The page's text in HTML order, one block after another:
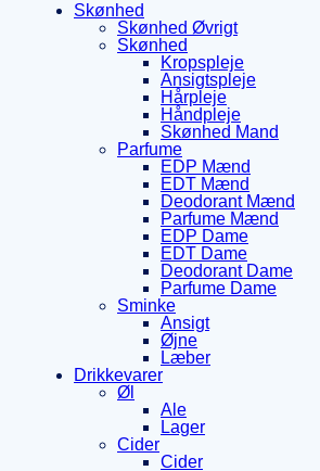
Skønhed
Skønhed Øvrigt
Skønhed
Kropspleje
Ansigtspleje
Hårpleje
Håndpleje
Skønhed Mand
Parfume
EDP Mænd
EDT Mænd
Deodorant Mænd
Parfume Mænd
EDP Dame
EDT Dame
Deodorant Dame
Parfume Dame
Sminke
Ansigt
Øjne
Læber
Drikkevarer
Øl
Ale
Lager
Cider
Cider